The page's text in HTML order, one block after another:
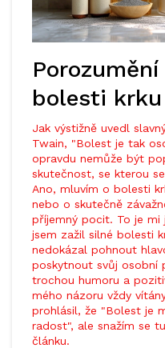
bolesti krku
Jak výstižně uvedl
Twain, "Bolest je tak
opravdu nemůže být
skutečnost, se kterou
Ano, mluvím o bolesti
nebo o skutečně
příjemný pocit. To je
jsem zažil silné bolesti
nedokázal pohnout
poskytnout svůj osobní
trochou humoru a
mého názoru vždy
prohlásil, že "Bolest je
radost", ale snažím se
článku.